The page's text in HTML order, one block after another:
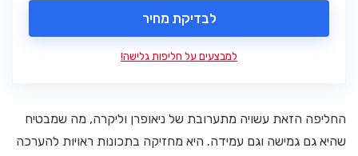
לבדיקת מחיר
למבצעים על חליפות גלישה!
החליפה הזאת עשויה מתערובת של ניאופרן וליקרה, מה שמבטיח
שהיא גם גמישה וגם עמידה. היא מחזיקה בתכונות ראויות להערכה